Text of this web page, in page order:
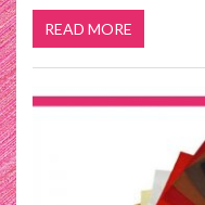
READ MORE